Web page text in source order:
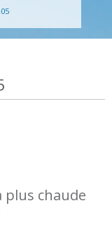
plus chaude